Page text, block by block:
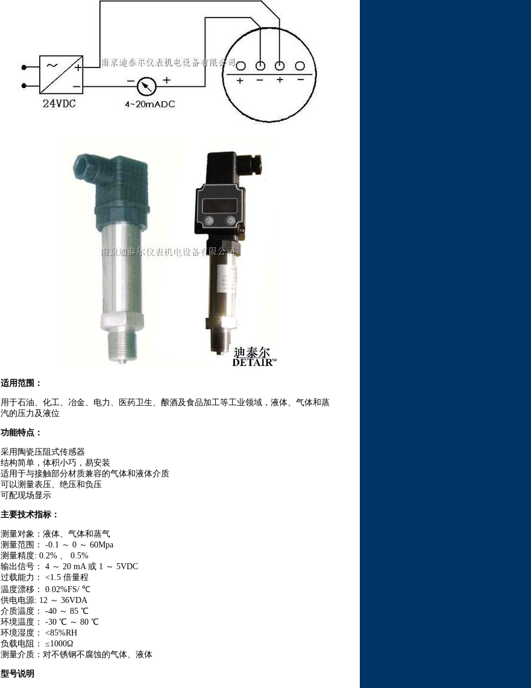
适用范围：
用于石油、化工、冶金、电力、医药卫生、酿酒及食品加工等工业领域，液体、气体和蒸
汽的压力及液位
功能特点：
采用陶瓷压阻式传感器
结构简单，体积小巧，易安装
适用于与接触部分材质兼容的气体和液体介质
可以测量表压、绝压和负压
可配现场显示
主要技术指标：
测量对象：液体、气体和蒸气
测量范围： -0.1 ～ 0 ～ 60Mpa
测量精度: 0.2% 、 0.5%
输出信号： 4 ～ 20 mA 或 1 ～ 5VDC
过载能力： <1.5 倍量程
温度漂移： 0.02%FS/ ℃
供电电源: 12 ～ 36VDA
介质温度： -40 ～ 85 ℃
环境温度： -30 ℃ ～ 80 ℃
环境湿度： <85%RH
负载电阻： ≤1000Ω
测量介质：对不锈钢不腐蚀的气体、液体
型号说明